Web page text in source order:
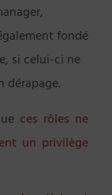
fondé
si celui-ci ne
dérapage.
ces rôles ne
un privilège